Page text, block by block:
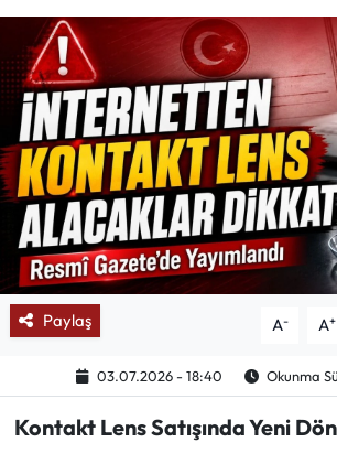
Paylaş A- A+
03.07.2026 - 18:40 Okunma
Kontakt Lens Satışında Yeni
Mektup Galeri
Röportaj
Manşet
Köşe Yazıları
Karikatür Galeri
BIK
ASTROLOJİ